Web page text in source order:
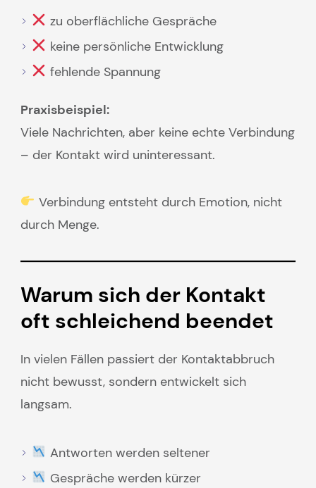
zu oberflächliche Gespräche
keine persönliche Entwicklung
fehlende Spannung
Praxisbeispiel:
Viele Nachrichten, aber keine echte Verbindung
– der Kontakt wird uninteressant.
Verbindung entsteht durch Emotion, nicht
durch Menge.
Warum sich der Kontakt
oft schleichend beendet
In vielen Fällen passiert der Kontaktabbruch
nicht bewusst, sondern entwickelt sich
langsam.
Antworten werden seltener
Gespräche werden kürzer